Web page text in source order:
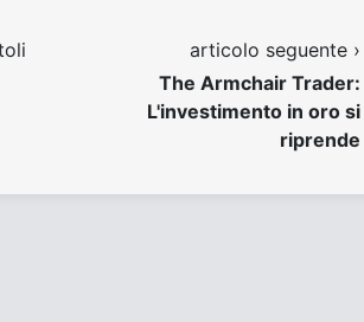
articolo seguente ›
The Armchair Trader:
L'investimento in oro si
riprende